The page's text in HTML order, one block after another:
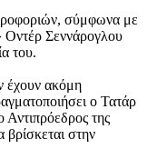
σύμφωνα με
Οντέρ Σεννάρογλου
του.
έχουν ακόμη
ο Τατάρ
Αντιπρόεδρος της
στην